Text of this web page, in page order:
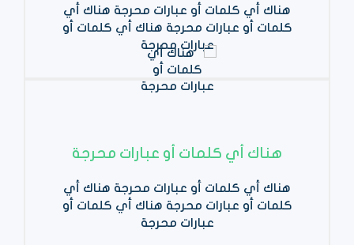
هناك أي كلمات أو عبارات محرجة هناك أي
كلمات أو عبارات محرجة هناك أي كلمات أو
عبارات محرجة
هناك أي كلمات أو عبارات محرجة
هناك أي كلمات أو عبارات محرجة هناك أي
كلمات أو عبارات محرجة هناك أي كلمات أو
عبارات محرجة